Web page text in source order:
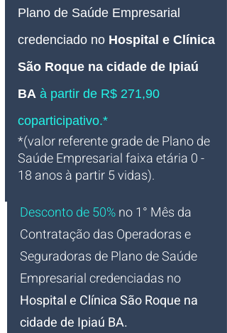
Plano de Saúde Empresarial
credenciado no Hospital e Clínica
São Roque na cidade de Ipiaú
BA à partir de R$ 271,90
coparticipativo.*
*(valor referente grade de Plano de
Saúde Empresarial faixa etária 0 -
18 anos à partir 5 vidas).
Desconto de 50%no 1° Mês da
Contratação das Operadoras e
Seguradoras de Plano de Saúde
Empresarial credenciadas no
Hospital e Clínica São Roque na
cidade de Ipiaú BA.